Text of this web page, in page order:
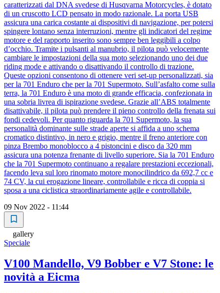
caratterizzati dal DNA svedese di Husqvarna Motorcycles, è dotato
di un cruscotto LCD pensato in modo razionale. La porta USB
assicura una carica costante ai dispositivi di navigazione, per potersi
spingere lontano senza interruzioni, mentre gli indicatori del regime
motore e del rapporto inserito sono sempre ben leggibili a colpo
d’occhio. Tramite i pulsanti al manubrio, il pilota può velocemente
cambiare le impostazioni della sua moto selezionando uno dei due
riding mode e attivando o disattivando il controllo di trazione.
Queste opzioni consentono di ottenere veri set-up personalizzati, sia
per la 701 Enduro che per la 701 Supermoto. Sull’asfalto come sulla
terra, la 701 Enduro è una moto di grande efficacia, confezionata in
una sobria livrea di ispirazione svedese. Grazie all’ABS totalmente
disattivabile, il pilota può prendere il pieno controllo della frenata sui
fondi cedevoli. Per quanto riguarda la 701 Supermoto, la sua
personalità dominante sulle strade aperte si affida a uno schema
cromatico distintivo, in nero e grigio, mentre il freno anteriore con
pinza Brembo monoblocco a 4 pistoncini e disco da 320 mm
assicura una potenza frenante di livello superiore. Sia la 701 Enduro
che la 701 Supermoto continuano a regalare prestazioni eccezionali,
facendo leva sul loro rinomato motore monocilindrico da 692,7 cc e
74 CV, la cui erogazione lineare, controllabile e ricca di coppia si
sposa a una ciclistica straordinariamente agile e controllabile.
09 Nov 2022 - 11:44
gallery
Speciale
V100 Mandello, V9 Bobber e V7 Stone: le
novità a Eicma